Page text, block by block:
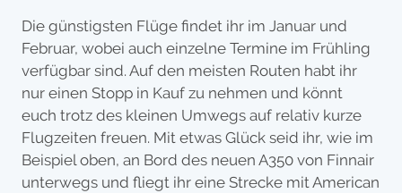
Die günstigsten Flüge findet ihr im Januar und
Februar, wobei auch einzelne Termine im Frühling
verfügbar sind. Auf den meisten Routen habt ihr
nur einen Stopp in Kauf zu nehmen und könnt
euch trotz des kleinen Umwegs auf relativ kurze
Flugzeiten freuen. Mit etwas Glück seid ihr, wie im
Beispiel oben, an Bord des neuen A350 von Finnair
unterwegs und fliegt ihr eine Strecke mit American